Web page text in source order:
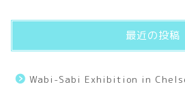
最近の投稿
Wabi-Sabi Exhibition in